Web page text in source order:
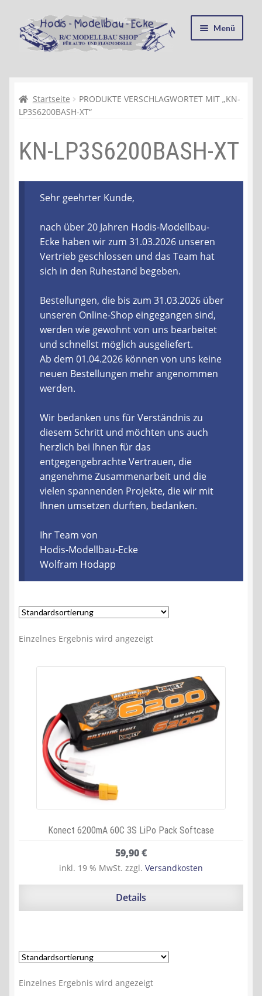
Zur
Navigation
springen
Zum
Inhalt
springen
Menü
Kasse
Recycling, Entsorgung und Umwelt
Shop
Warenkorb
Ablauf einer Bestellung
Zahlungsarten
Lieferzeit & Verfügbarkeit
Gutschein
Batterien- und Akku Verordnung
Elektro- und Elektronikgeräte Verordnung
Öle- und Schmierstoff Verordnung
Vereine & Foren
Kontakt
Startseite
PRODUKTE VERSCHLAGWORTET MIT „KN-
LP3S6200BASH-XT“
KN-LP3S6200BASH-XT
Sehr geehrter Kunde,
nach über 20 Jahren Hodis-Modellbau-
Ecke haben wir zum 31.03.2026 unseren
Vertrieb geschlossen und das Team hat
sich in den Ruhestand begeben.
Bestellungen, die bis zum 31.03.2026 über
unseren Online-Shop eingegangen sind,
werden wie gewohnt von uns bearbeitet
und schnellst möglich ausgeliefert.
Ab dem 01.04.2026 können von uns keine
neuen Bestellungen mehr angenommen
werden.
Wir bedanken uns für Verständnis zu
diesem Schritt und möchten uns auch
herzlich bei Ihnen für das
entgegengebrachte Vertrauen, die
angenehme Zusammenarbeit und die
vielen spannenden Projekte, die wir mit
Ihnen umsetzen durften, bedanken.
Ihr Team von
Hodis-Modellbau-Ecke
Wolfram Hodapp
Einzelnes Ergebnis wird angezeigt
Konect 6200mA 60C 3S LiPo Pack Softcase
59,90€
inkl. 19 % MwSt. zzgl. Versandkosten
Details
Einzelnes Ergebnis wird angezeigt